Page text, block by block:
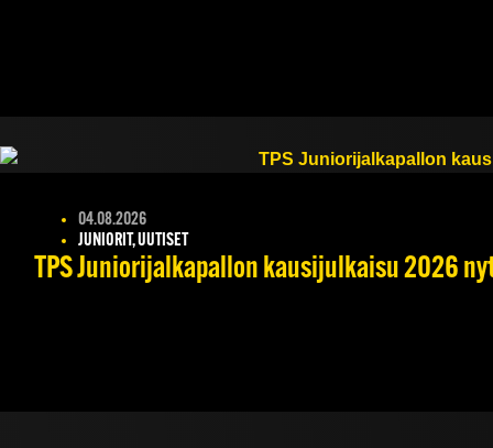
04.08.2026
JUNIORIT, UUTISET
TPS Juniorijalkapallon kausijulkaisu 2026